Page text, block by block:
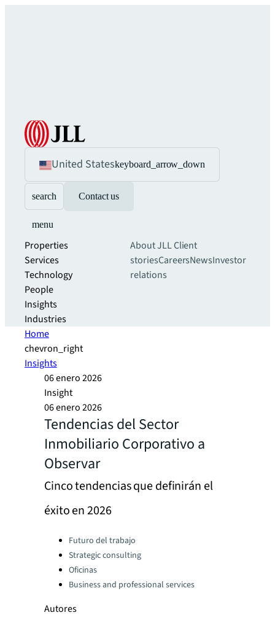
United Stateskeyboard_arrow_down
search Contact us
menu
Properties
Services
Technology
People
Insights
Industries
About JLLClient
storiesCareersNewsInvestor
relations
Home
chevron_right
Insights
06 enero 2026
Insight
06 enero 2026
Tendencias del Sector
Inmobiliario Corporativo a
Observar
Cinco tendencias que definirán el
éxito en 2026
Categories:Futuro del trabajo
Strategic consulting
Oficinas
Business and professional services
Autores